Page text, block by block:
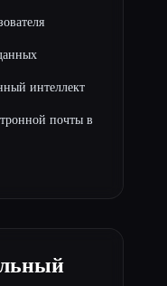
интеллект
почты в